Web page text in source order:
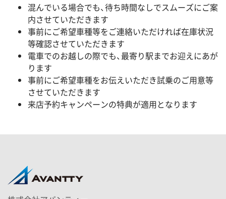
混んでいる場合でも、待ち時間なしでスムーズにご案
内させていただきます
事前にご希望車種等をご連絡いただければ在庫状況
等確認させていただきます
電車でのお越しの際でも、最寄り駅までお迎えにあが
ります
事前にご希望車種をお伝えいただき試乗のご用意等
させていただきます
来店予約キャンペーンの特典が適用となります